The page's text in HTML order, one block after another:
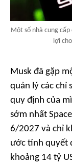
Một số nhà cung
lợi
Musk đã gặp
quản lý các chỉ
quy định của
sớm nhất
6/2027 và chỉ
ước tính quyết
khoảng 14 tỷ